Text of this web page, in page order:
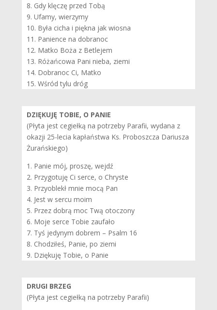
8. Gdy klęczę przed Tobą
9. Ufamy, wierzymy
10. Była cicha i piękna jak wiosna
11. Panience na dobranoc
12. Matko Boża z Betlejem
13. Różańcowa Pani nieba, ziemi
14. Dobranoc Ci, Matko
15. Wśród tylu dróg
DZIĘKUJĘ TOBIE, O PANIE
(Płyta jest cegiełką na potrzeby Parafii, wydana z
okazji 25-lecia kapłaństwa Ks. Proboszcza Dariusza
Żurańskiego)
1. Panie mój, proszę, wejdź
2. Przygotuję Ci serce, o Chryste
3. Przyoblekł mnie mocą Pan
4. Jest w sercu moim
5. Przez dobrą moc Twą otoczony
6. Moje serce Tobie zaufało
7. Tyś jedynym dobrem – Psalm 16
8. Chodziłeś, Panie, po ziemi
9. Dziękuję Tobie, o Panie
DRUGI BRZEG
(Płyta jest cegiełką na potrzeby Parafii)